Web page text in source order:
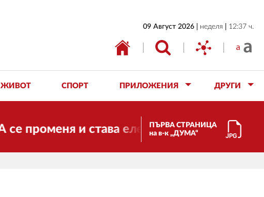
09 Август 2026 неделя 12:37 ч.
ЖИВОТ СПОРТ ПРИЛОЖЕНИЯ ДРУГИ
и става електронно издание, но ще
ПЪРВА СТРАНИЦА
на в-к „ДУМА“
ИКОНОМИКА
ОБЩЕСТВО